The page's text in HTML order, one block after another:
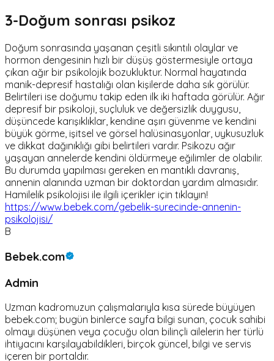
3-Doğum sonrası psikoz
Doğum sonrasında yaşanan çeşitli sıkıntılı olaylar ve
hormon dengesinin hızlı bir düşüş göstermesiyle ortaya
çıkan ağır bir psikolojik bozukluktur. Normal hayatında
manik-depresif hastalığı olan kişilerde daha sık görülür.
Belirtileri ise doğumu takip eden ilk iki haftada görülür. Ağır
depresif bir psikoloji, suçluluk ve değersizlik duygusu,
düşüncede karışıklıklar, kendine aşırı güvenme ve kendini
büyük görme, işitsel ve görsel halüsinasyonlar, uykusuzluk
ve dikkat dağınıklığı gibi belirtileri vardır. Psikozu ağır
yaşayan annelerde kendini öldürmeye eğilimler de olabilir.
Bu durumda yapılması gereken en mantıklı davranış,
annenin alanında uzman bir doktordan yardım almasıdır.
Hamilelik psikolojisi ile ilgili içerikler için tıklayın!
https://www.bebek.com/gebelik-surecinde-annenin-
psikolojisi/
B
Bebek.com
Admin
Uzman kadromuzun çalışmalarıyla kısa sürede büyüyen
bebek.com; bugün binlerce sayfa bilgi sunan, çocuk sahibi
olmayı düşünen veya çocuğu olan bilinçli ailelerin her türlü
ihtiyacını karşılayabildikleri, birçok güncel, bilgi ve servis
içeren bir portaldır.